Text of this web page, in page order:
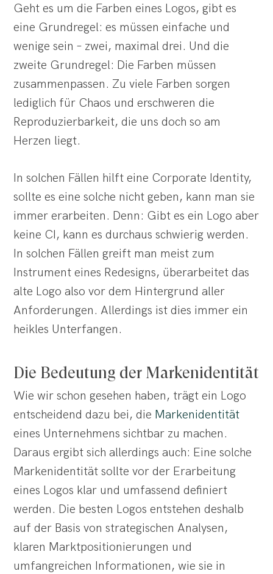
Geht es um die Farben eines Logos, gibt es
eine Grundregel: es müssen einfache und
wenige sein – zwei, maximal drei. Und die
zweite Grundregel: Die Farben müssen
zusammenpassen. Zu viele Farben sorgen
lediglich für Chaos und erschweren die
Reproduzierbarkeit, die uns doch so am
Herzen liegt.
In solchen Fällen hilft eine Corporate Identity,
sollte es eine solche nicht geben, kann man sie
immer erarbeiten. Denn: Gibt es ein Logo aber
keine CI, kann es durchaus schwierig werden.
In solchen Fällen greift man meist zum
Instrument eines Redesigns, überarbeitet das
alte Logo also vor dem Hintergrund aller
Anforderungen. Allerdings ist dies immer ein
heikles Unterfangen.
Die Bedeutung der Markenidentität
Wie wir schon gesehen haben, trägt ein Logo
entscheidend dazu bei, die Markenidentität
eines Unternehmens sichtbar zu machen.
Daraus ergibt sich allerdings auch: Eine solche
Markenidentität sollte vor der Erarbeitung
eines Logos klar und umfassend definiert
werden. Die besten Logos entstehen deshalb
auf der Basis von strategischen Analysen,
klaren Marktpositionierungen und
umfangreichen Informationen, wie sie in